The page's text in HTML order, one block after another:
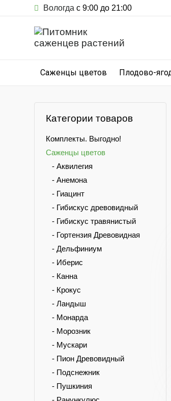
Вологда с 9:00 до 21:00
Саженцы цветов Плодово-
Категории товаров
Комплекты. Выгодно!
Саженцы цветов
- Аквилегия
- Анемона
- Гиацинт
- Гибискус древовидный
- Гибискус травянистый
- Гортензия Древовидная
- Дельфиниум
- Иберис
- Канна
- Крокус
- Ландыш
- Монарда
- Морозник
- Мускари
- Пион Древовидный
- Подснежник
- Пушкиния